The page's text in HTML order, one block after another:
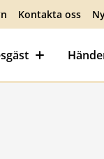
Kontakta oss